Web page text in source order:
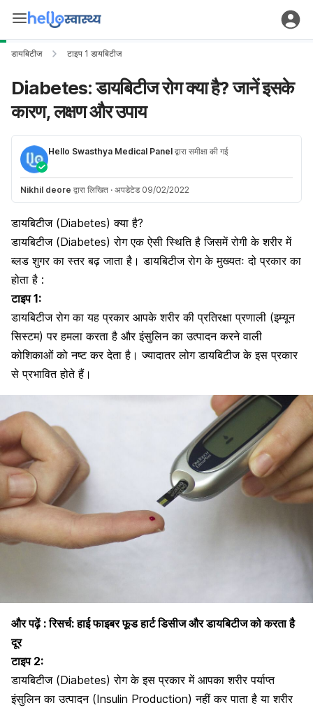
डायबिटीज टाइप 1 डायबिटीज
Diabetes: डायबिटीज रोग क्या है? जानें इसके
कारण, लक्षण और उपाय
Hello Swasthya Medical Panel द्वारा समीक्षा की गई
Nikhil deore द्वारा लिखित · अपडेटेड 09/02/2022
डायबिटीज (Diabetes) क्या है?
डायबिटीज (Diabetes) रोग एक ऐसी स्थिति है जिसमें रोगी के शरीर में
ब्लड शुगर का स्तर बढ़ जाता है।डायबिटीज रोग के मुख्यतः दो प्रकार का
होता है :
टाइप 1:
डायबिटीज रोग का यह प्रकार आपके शरीर की प्रतिरक्षा प्रणाली (इम्यून
सिस्टम) पर हमला करता है और इंसुलिन का उत्पादन करने वाली
कोशिकाओं को नष्ट कर देता है। ज्यादातर लोग डायबिटीज के इस प्रकार
से प्रभावित होते हैं।
और पढ़ें :रिसर्च: हाई फाइबर फूड हार्ट डिसीज और डायबिटीज को करता है
दूर
टाइप 2:
डायबिटीज (Diabetes) रोग के इस प्रकार में आपका शरीर पर्याप्त
इंसुलिन का उत्पादन (Insulin Production) नहीं कर पाता है या शरीर